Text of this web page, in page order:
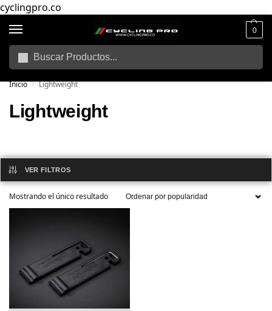
cyclingpro.co
0
🚴‍ Envío gratuito a todo Colombia por compras superiores a $250.000
Inicio / Lightweight
Lightweight
VER FILTROS
Mostrando el único resultado